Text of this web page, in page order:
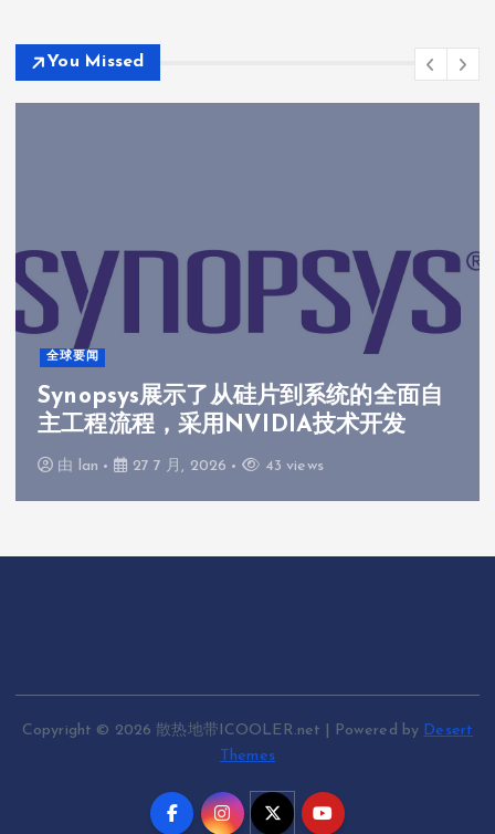
You Missed
全球要闻
Synopsys展示了从硅片到系统的全面自
主工程流程，采用NVIDIA技术开发
由 lan 27 7 月, 2026 43 views
Copyright © 2026 散热地带ICOOLER.net | Powered by Desert
Themes